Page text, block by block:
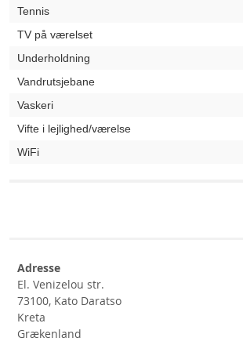
Tennis
TV på værelset
Underholdning
Vandrutsjebane
Vaskeri
Vifte i lejlighed/værelse
WiFi
Adresse
El. Venizelou str.
73100, Kato Daratso
Kreta
Grækenland